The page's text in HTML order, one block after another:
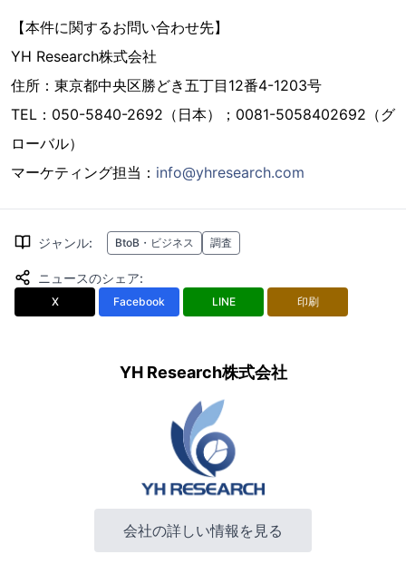
【本件に関するお問い合わせ先】
YH Research株式会社
住所：東京都中央区勝どき五丁目12番4-1203号
TEL：050-5840-2692（日本）；0081-5058402692（グ
ローバル）
マーケティング担当： info@yhresearch.com
ジャンル: BtoB・ビジネス 調査
ニュースのシェア:
X Facebook LINE 印刷
YH Research株式会社
会社の詳しい情報を見る